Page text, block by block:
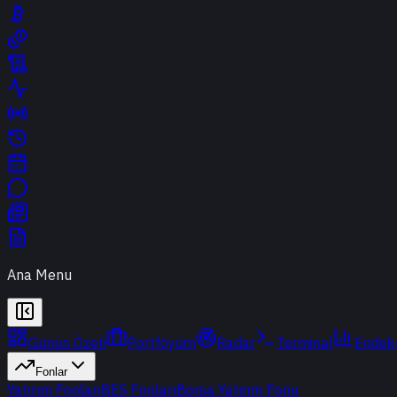
Ana Menu
Günün Özeti Portföyüm Radar Terminal
Fonlar
Yatırım FonlarıBES FonlarıBorsa Yatırım Fonu